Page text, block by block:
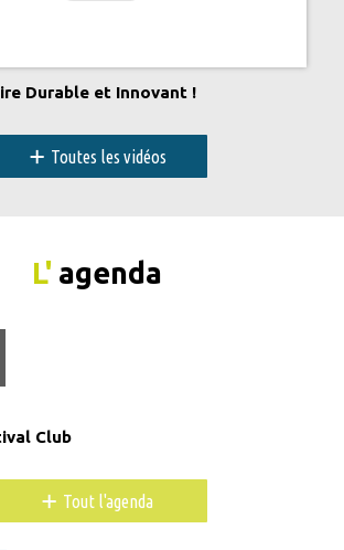
Durable et Innovant !
+ Toutes les vidéos
L' agenda
Club
+ Tout l'agenda